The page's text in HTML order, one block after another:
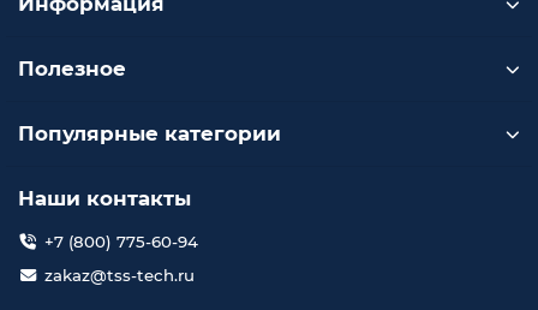
Полезное
Популярные категории
Наши контакты
+7 (800) 775-60-94
zakaz@tss-tech.ru